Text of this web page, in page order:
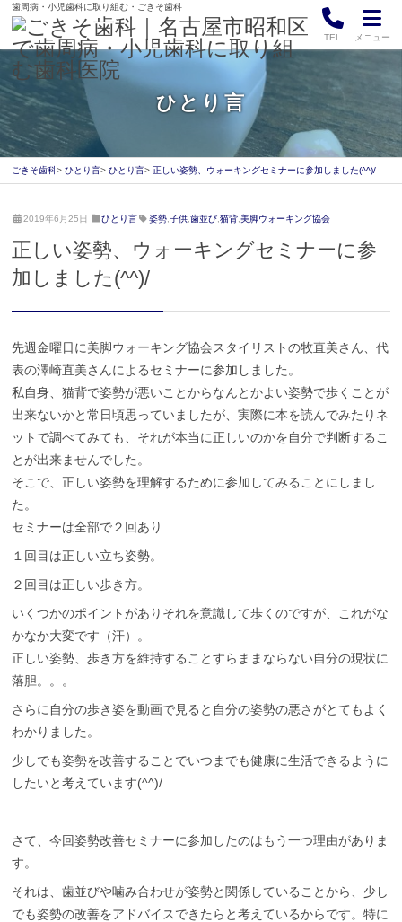
歯周病・小児歯科に取り組む・ごきそ歯科
TEL メニュー
ひとり言
ごきそ歯科 ひとり言 ひとり言 正しい姿勢、ウォーキングセミナーに参加しました(^^)/
2019年6月25日 ひとり言 姿勢, 子供, 歯並び, 猫背, 美脚ウォーキング協会2
2
月
5
ご
そ
正しい姿勢、ウォーキングセミナーに参
加しました(^^)/
先週金曜日に美脚ウォーキング協会スタイリストの牧直美さん、代
表の澤崎直美さんによるセミナーに参加しました。
私自身、猫背で姿勢が悪いことからなんとかよい姿勢で歩くことが
出来ないかと常日頃思っていましたが、実際に本を読んでみたりネ
ットで調べてみても、それが本当に正しいのかを自分で判断するこ
とが出来ませんでした。
そこで、正しい姿勢を理解するために参加してみることにしまし
た。
セミナーは全部で２回あり
１回目は正しい立ち姿勢。
２回目は正しい歩き方。
いくつかのポイントがありそれを意識して歩くのですが、これがな
かなか大変です（汗）。
正しい姿勢、歩き方を維持することすらままならない自分の現状に
落胆。。。
さらに自分の歩き姿を動画で見ると自分の姿勢の悪さがとてもよく
わかりました。
少しでも姿勢を改善することでいつまでも健康に生活できるように
したいと考えています(^^)/
さて、今回姿勢改善セミナーに参加したのはもう一つ理由がありま
す。
それは、歯並びや噛み合わせが姿勢と関係していることから、少し
でも姿勢の改善をアドバイスできたらと考えているからです。特に